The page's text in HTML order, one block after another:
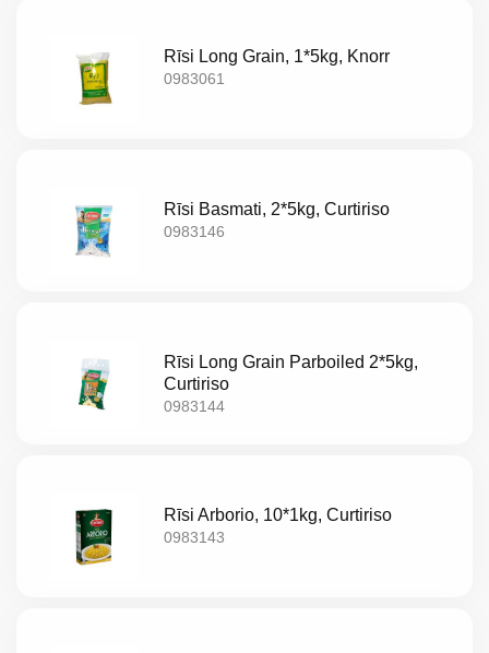
Rīsi Long Grain, 1*5kg, Knorr
0983061
Rīsi Basmati, 2*5kg, Curtiriso
0983146
Rīsi Long Grain Parboiled 2*5kg,
Curtiriso
0983144
Rīsi Arborio, 10*1kg, Curtiriso
0983143
Privātuma
politika